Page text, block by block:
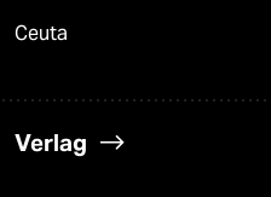
Ceuta
Verlag